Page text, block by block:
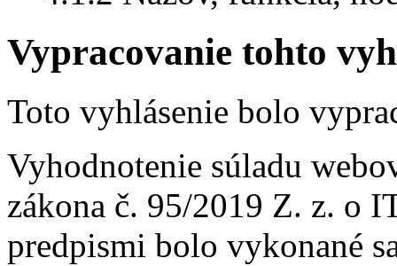
Vypracovanie tohto
Toto vyhlásenie bolo
Vyhodnotenie súladu
zákona č. 95/2019 Z. z. o
predpismi bolo vykonané